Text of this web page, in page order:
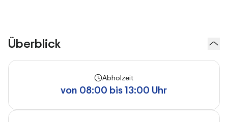
Überblick
Abholzeit
von 08:00 bis 13:00 Uhr